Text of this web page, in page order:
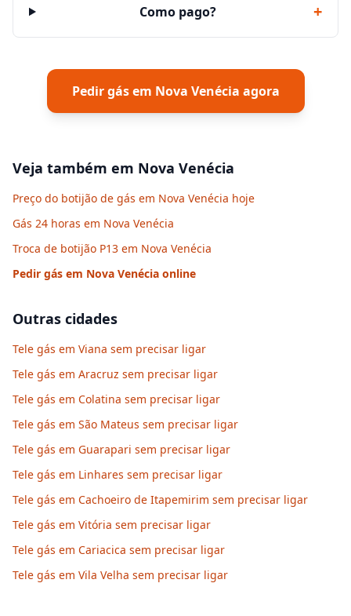
Como pago? +
Pedir gás em Nova Venécia agora
Veja também em Nova Venécia
Preço do botijão de gás em Nova Venécia hoje
Gás 24 horas em Nova Venécia
Troca de botijão P13 em Nova Venécia
Pedir gás em Nova Venécia online
Outras cidades
Tele gás em Viana sem precisar ligar
Tele gás em Aracruz sem precisar ligar
Tele gás em Colatina sem precisar ligar
Tele gás em São Mateus sem precisar ligar
Tele gás em Guarapari sem precisar ligar
Tele gás em Linhares sem precisar ligar
Tele gás em Cachoeiro de Itapemirim sem precisar ligar
Tele gás em Vitória sem precisar ligar
Tele gás em Cariacica sem precisar ligar
Tele gás em Vila Velha sem precisar ligar